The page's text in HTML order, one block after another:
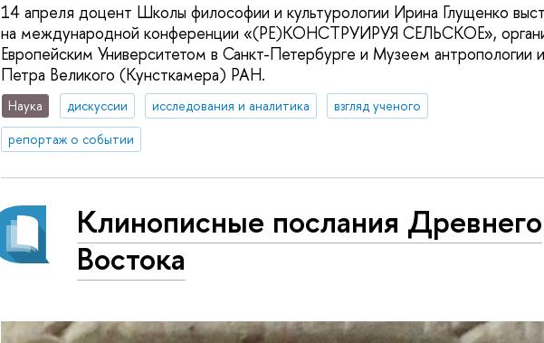
14 апреля доцент Школы философии и культурологии Ирина Глущенко
на международной конференции «(РЕ)КОНСТРУИРУЯ СЕЛЬСКОЕ»,
Европейским Университетом в Санкт-Петербурге и Музеем антропологии
Петра Великого (Кунсткамера) РАН.
Наука дискуссии исследования и аналитика
взгляд ученого
репортаж о событии
Клинописные послания Древнего
Востока